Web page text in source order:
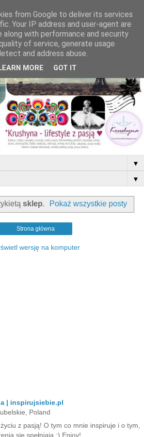
▼
▼
sklep. Pokaż wszystkie posty
Strona główna
wersję na komputer
| inspirujsiebie.pl
Poland
z pasją! O tym co mnie inspiruje i o tym,
się spełniają :) Enjoy!
from Google to deliver its services
Your IP address and user-agent are
along with performance and security
of service, generate usage
and address abuse.
LEARN MORE GOT IT